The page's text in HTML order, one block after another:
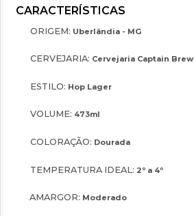
ORIGEM: Uberlândia - MG
CERVEJARIA: Cervejaria Captain Brew
ESTILO: Hop Lager
VOLUME: 473ml
COLORAÇÃO: Dourada
TEMPERATURA IDEAL: 2º a 4º
AMARGOR: Moderado